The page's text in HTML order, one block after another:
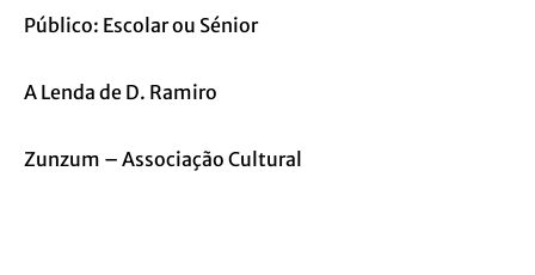
Público: Escolar ou Sénior
A Lenda de D. Ramiro
Zunzum – Associação Cultural